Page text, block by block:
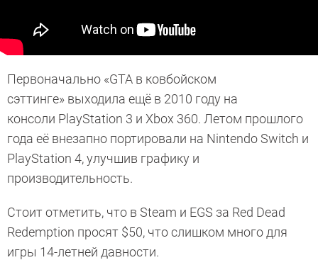
Первоначально «GTA в ковбойском
сэттинге» выходила ещё в 2010 году на
консоли PlayStation 3 и Xbox 360. Летом прошлого
года её внезапно портировали на Nintendo Switch и
PlayStation 4, улучшив графику и
производительность.
Стоит отметить, что в Steam и EGS за Red Dead
Redemption просят $50, что слишком много для
игры 14-летней давности.